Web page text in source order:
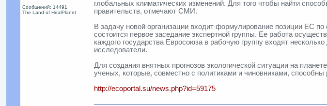
Сообщений: 14491
The Land of HealPlanet
глобальных климатических изменений. Для того чтобы найти
правительств, отмечают СМИ.
В задачу новой организации входит формулирование позиции ЕС
состоится первое заседание экспертной группы. Ее работа
каждого государства Евросоюза в рабочую группу входят
исследователи.
Для создания внятных прогнозов экологической ситуации на
ученых, которые, совместно с политиками и чиновниками,
http://ecoportal.su/news.php?id=59175